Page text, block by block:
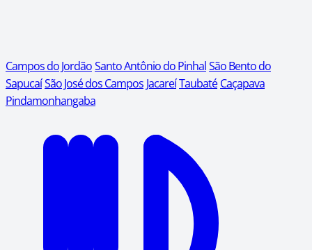
Campos do JordãoSanto Antônio do PinhalSão Bento do
SapucaíSão José dos Campos JacareíTaubaté Caçapava
Pindamonhangaba